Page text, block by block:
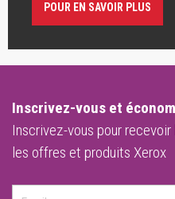
POUR EN SAVOIR PLUS
Inscrivez-vous et
Inscrivez-vous pour
les offres et produits Xerox